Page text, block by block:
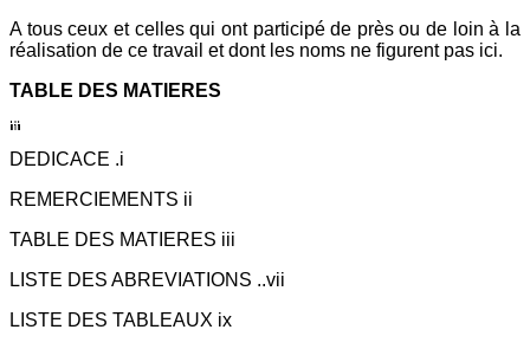
A tous ceux et celles qui ont participé de près ou de loin à la
réalisation de ce travail et dont les noms ne figurent pas ici.
TABLE DES MATIERES
DEDICACE .i
REMERCIEMENTS ii
TABLE DES MATIERES iii
LISTE DES ABREVIATIONS ..vii
LISTE DES TABLEAUX ix